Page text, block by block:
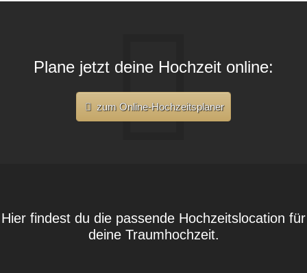
Plane jetzt deine Hochzeit online:
zum Online-Hochzeitsplaner
Hier findest du die passende Hochzeitslocation für
deine Traumhochzeit.